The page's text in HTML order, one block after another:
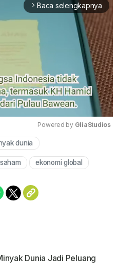
arrow_forward_ios Baca selengkapnya
Powered by GliaStudios
dunia
ekonomi global
Dunia Jadi Peluang